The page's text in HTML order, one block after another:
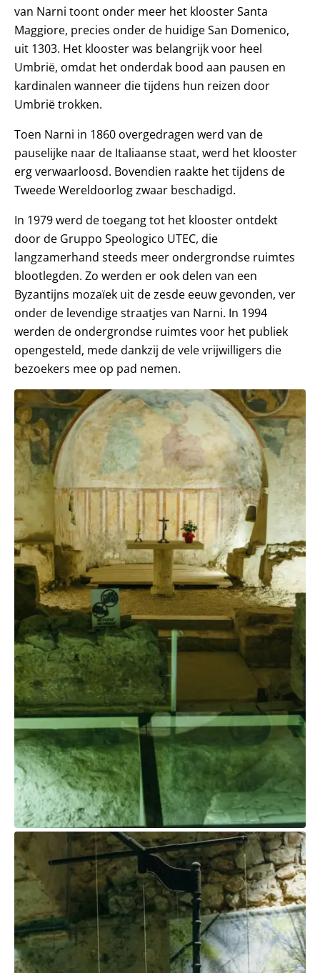
van Narni toont onder meer het klooster Santa
Maggiore, precies onder de huidige San Domenico,
uit 1303. Het klooster was belangrijk voor heel
Umbrië, omdat het onderdak bood aan pausen en
kardinalen wanneer die tijdens hun reizen door
Umbrië trokken.
Toen Narni in 1860 overgedragen werd van de
pauselijke naar de Italiaanse staat, werd het klooster
erg verwaarloosd. Bovendien raakte het tijdens de
Tweede Wereldoorlog zwaar beschadigd.
In 1979 werd de toegang tot het klooster ontdekt
door de Gruppo Speologico UTEC, die
langzamerhand steeds meer ondergrondse ruimtes
blootlegden. Zo werden er ook delen van een
Byzantijns mozaïek uit de zesde eeuw gevonden, ver
onder de levendige straatjes van Narni. In 1994
werden de ondergrondse ruimtes voor het publiek
opengesteld, mede dankzij de vele vrijwilligers die
bezoekers mee op pad nemen.